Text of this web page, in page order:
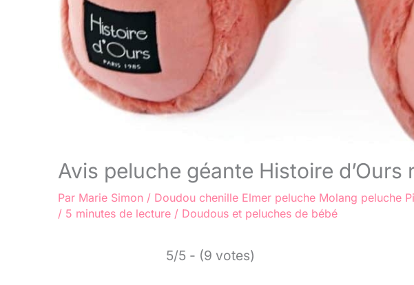
Avis peluche géante Histoire d’Ours
Par Marie Simon / Doudou chenille Elmer peluche Molang peluche
/ 5 minutes de lecture / Doudous et peluches de bébé
5/5 - (9 votes)